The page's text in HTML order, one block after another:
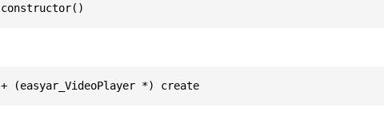
constructor()
+ (easyar_VideoPlayer *) create